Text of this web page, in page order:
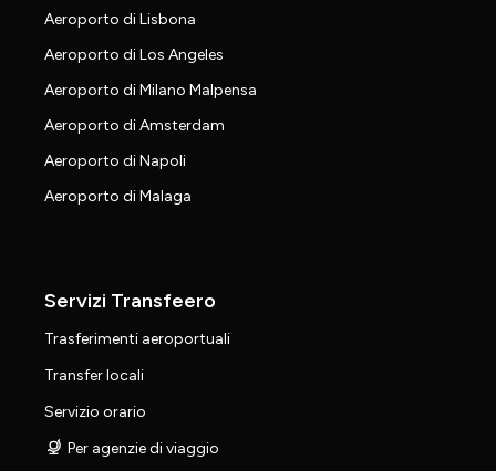
Aeroporto di Lisbona
Aeroporto di Los Angeles
Aeroporto di Milano Malpensa
Aeroporto di Amsterdam
Aeroporto di Napoli
Aeroporto di Malaga
Servizi Transfeero
Trasferimenti aeroportuali
Transfer locali
Servizio orario
Per agenzie di viaggio